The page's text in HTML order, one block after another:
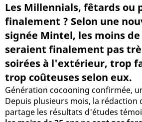
Les Millennials, fêtards ou
finalement ? Selon une
signée Mintel, les moins de
seraient finalement pas
soirées à l'extérieur, trop
trop coûteuses selon eux.
Génération cocooning confirmée,
Depuis plusieurs mois, la rédaction
partage les résultats d'études